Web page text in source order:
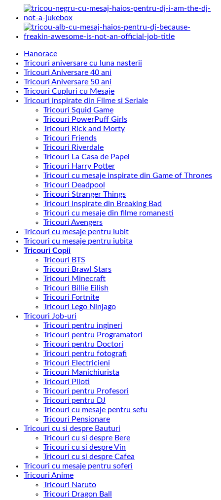
Hanorace
Tricouri aniversare cu luna nasterii
Tricouri Aniversare 40 ani
Tricouri Aniversare 50 ani
Tricouri Cupluri cu Mesaje
Tricouri inspirate din Filme si Seriale
Tricouri Squid Game
Tricouri PowerPuff Girls
Tricouri Rick and Morty
Tricouri Friends
Tricouri Riverdale
Tricouri La Casa de Papel
Tricouri Harry Potter
Tricouri cu mesaje inspirate din Game of Thrones
Tricouri Deadpool
Tricouri Stranger Things
Tricouri Inspirate din Breaking Bad
Tricouri cu mesaje din filme romanesti
Tricouri Avengers
Tricouri cu mesaje pentru iubit
Tricouri cu mesaje pentru iubita
Tricouri Copii
Tricouri BTS
Tricouri Brawl Stars
Tricouri Minecraft
Tricouri Billie Eilish
Tricouri Fortnite
Tricouri Lego Ninjago
Tricouri Job-uri
Tricouri pentru ingineri
Tricouri pentru Programatori
Tricouri pentru Doctori
Tricouri pentru fotografi
Tricouri Electricieni
Tricouri Manichiurista
Tricouri Piloti
Tricouri pentru Profesori
Tricouri pentru DJ
Tricouri cu mesaje pentru sefu
Tricouri Pensionare
Tricouri cu si despre Bauturi
Tricouri cu si despre Bere
Tricouri cu si despre Vin
Tricouri cu si despre Cafea
Tricouri cu mesaje pentru soferi
Tricouri Anime
Tricouri Naruto
Tricouri Dragon Ball